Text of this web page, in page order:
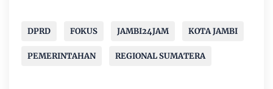
DPRD FOKUS JAMBI24JAM KOTA JAMBI
PEMERINTAHAN REGIONAL SUMATERA